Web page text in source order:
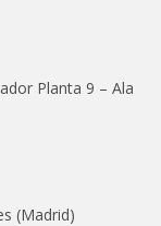
Planta 9 – Ala
(Madrid)